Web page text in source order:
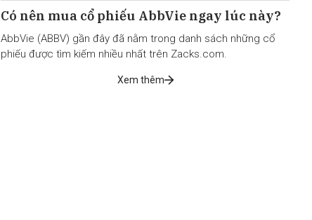
Có nên mua cổ phiếu AbbVie ngay lúc này?
AbbVie (ABBV) gần đây đã nằm trong danh sách những cổ
phiếu được tìm kiếm nhiều nhất trên Zacks.com.
Xem thêm